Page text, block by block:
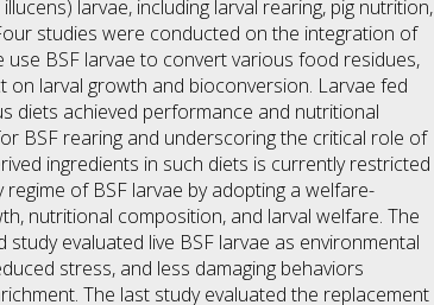
larvae, including larval rearing, pig nutrition,
studies were conducted on the integration of
BSF larvae to convert various food residues,
on larval growth and bioconversion. Larvae fed
diets achieved performance and nutritional
BSF rearing and underscoring the critical role of
ingredients in such diets is currently restricted
of BSF larvae by adopting a welfare-
nutritional composition, and larval welfare. The
evaluated live BSF larvae as environmental
stress, and less damaging behaviors
The last study evaluated the replacement